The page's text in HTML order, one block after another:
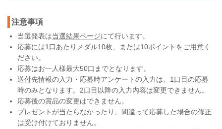
注意事項
当選発表は当選結果ページにて行います。
応募には1口あたりメダル10枚、または10ポイントをご用意く
ださい。
応募はお一人様最大50口までとなります。
送付先情報の入力・応募時アンケートの入力は、1口目の応募
時のみとなります。2口目以降の入力内容は変更できません。
応募後の賞品の変更はできません。
プレゼントが当たらなかったり、間違って応募した場合の修正
は受け付けておりません。